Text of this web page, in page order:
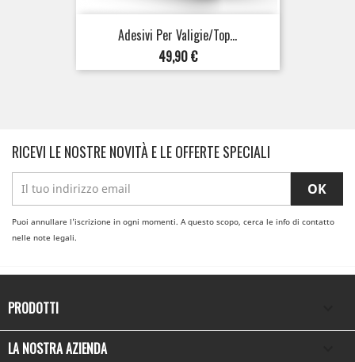
Adesivi Per Valigie/top...
Prezzo
49,90 €
RICEVI LE NOSTRE NOVITÀ E LE OFFERTE SPECIALI
Puoi annullare l'iscrizione in ogni momenti. A questo scopo, cerca le info di contatto
nelle note legali.
PRODOTTI
LA NOSTRA AZIENDA